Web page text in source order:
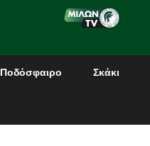
Ποδόσφαιρο Σκάκι